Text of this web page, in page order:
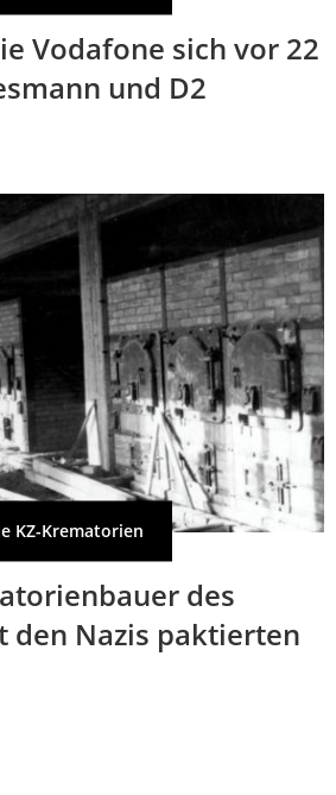
Vodafone sich vor 22
und D2
KZ-Krematorien
des
den Nazis paktierten